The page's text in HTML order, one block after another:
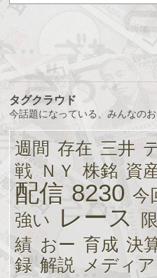
競
馬
パ
チ
ス
ロ
オ
ン
ラ
タグクラウド
今話題になっている、みんなの
週間 存在 三井
戦 ＮＹ 株銘 資
配信 8230 今
強い
レース
績 おー 育成 決
録 解説
メディア